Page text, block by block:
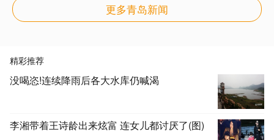
更多青岛新闻
精彩推荐
没喝恣!连续降雨后各大水库仍喊渴
李湘带着王诗龄出来炫富 连女儿都讨厌了(图)